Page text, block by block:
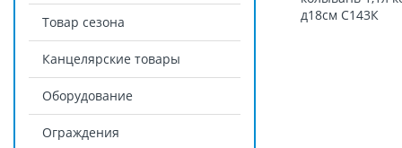
Товар сезона
Канцелярские товары
Оборудование
Ограждения